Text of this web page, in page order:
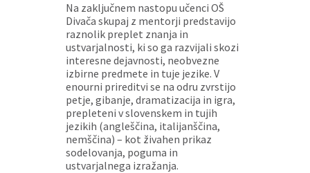
Na zaključnem nastopu učenci OŠ
Divača skupaj z mentorji predstavijo
raznolik preplet znanja in
ustvarjalnosti, ki so ga razvijali skozi
interesne dejavnosti, neobvezne
izbirne predmete in tuje jezike. V
enourni prireditvi se na odru zvrstijo
petje, gibanje, dramatizacija in igra,
prepleteni v slovenskem in tujih
jezikih (angleščina, italijanščina,
nemščina) – kot živahen prikaz
sodelovanja, poguma in
ustvarjalnega izražanja.